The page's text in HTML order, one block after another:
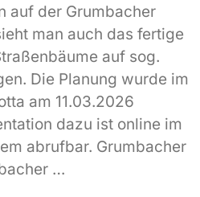
auf der Grumbacher
man auch das fertige
auf sog.
Die Planung wurde im
am 11.03.2026
dazu ist online im
abrufbar. Grumbacher
…